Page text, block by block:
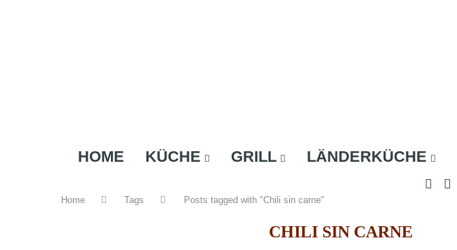
HOME KÜCHE GRILL LÄNDERKÜCHE
Home Tags Posts tagged with "Chili sin carne"
CHILI SIN CARNE